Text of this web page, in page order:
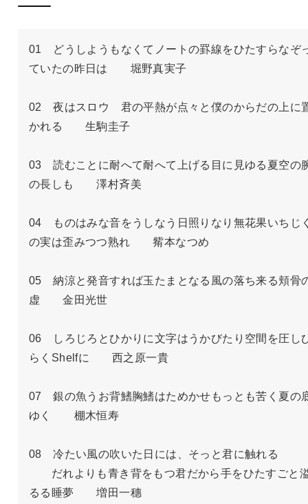
01　どうしようもなくてノートの罫線をひたすらなぞ
ていたの昨日は　　堀野真実子
02　夜はスロウ　君の平熱が点々と僕のからだの上に
かれる　　生駒圭子
03　読むことに耐へて耐へて上げる目に見ゆる夏空の
の長しも　　澤村斉美
04　ものはみな音をうしなう日照りなり無花果いちじ
の実は歪みつつ熟れ　　觜本なつめ
05　納涼と発音すれば玉たまとなる風の落ち来る頬骨
虚　　金田光世
06　しろじろとひかりに文字はうかびたり空間を圧し
らくShelfに　　西之原一貴
07　銀の魚うお背鰭胸鰭はためかせもっとも苦く夏の
ゆく　　棚木恒寿
08　冷たい風の吹いた日には、そっと君に触れる
だれよりも青き背をもつ君だから手をひたすごと
るる睡夢　　増田一穗